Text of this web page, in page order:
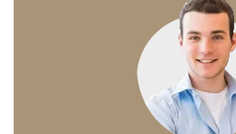
Частые вопросы об Imkan
Сколько объектов Imkan